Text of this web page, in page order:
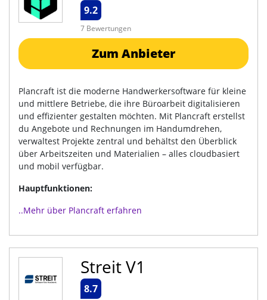
9.2
7 Bewertungen
Zum Anbieter
Plancraft ist die moderne Handwerkersoftware für kleine
und mittlere Betriebe, die ihre Büroarbeit digitalisieren
und effizienter gestalten möchten. Mit Plancraft erstellst
du Angebote und Rechnungen im Handumdrehen,
verwaltest Projekte zentral und behältst den Überblick
über Arbeitszeiten und Materialien – alles cloudbasiert
und mobil verfügbar.
Hauptfunktionen:
..Mehr über Plancraft erfahren
Streit V1
8.7